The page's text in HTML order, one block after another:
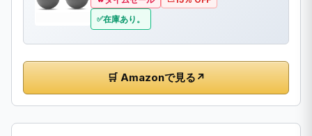
在庫あり。
🛒 Amazonで見る ↗